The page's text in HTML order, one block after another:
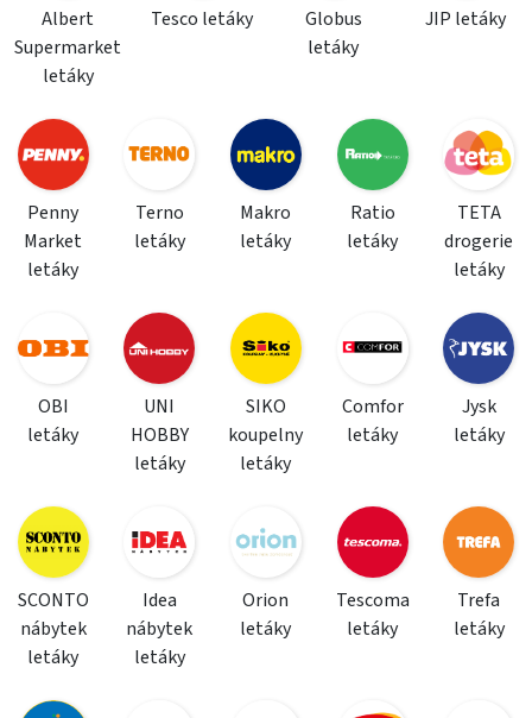
Albert
Supermarket
letáky
Tesco letáky
Globus
letáky
JIP letáky
Penny
Market
letáky
Terno
letáky
Makro
letáky
Ratio
letáky
TETA
drogerie
letáky
OBI
letáky
UNI
HOBBY
letáky
SIKO
koupelny
letáky
Comfor
letáky
Jysk
letáky
SCONTO
nábytek
letáky
Idea
nábytek
letáky
Orion
letáky
Tescoma
letáky
Trefa
letáky